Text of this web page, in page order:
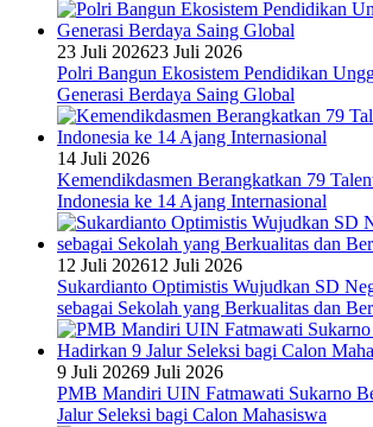
23 Juli 202623 Juli 2026
Polri Bangun Ekosistem Pendidikan
Generasi Berdaya Saing Global
14 Juli 2026
Kemendikdasmen Berangkatkan 79
Indonesia ke 14 Ajang Internasional
12 Juli 202612 Juli 2026
Sukardianto Optimistis Wujudkan SD
sebagai Sekolah yang Berkualitas dan
9 Juli 20269 Juli 2026
PMB Mandiri UIN Fatmawati Sukarno
Jalur Seleksi bagi Calon Mahasiswa